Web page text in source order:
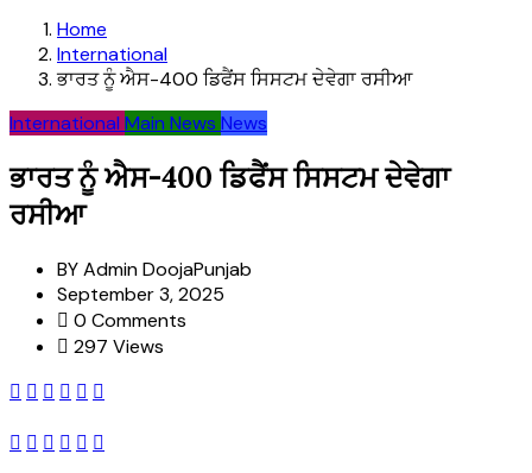
Home
International
ਭਾਰਤ ਨੂੰ ਐਸ-400 ਡਿਫੈਂਸ ਸਿਸਟਮ ਦੇਵੇਗਾ ਰਸੀਆ
International Main News News
ਭਾਰਤ ਨੂੰ ਐਸ-400 ਡਿਫੈਂਸ ਸਿਸਟਮ ਦੇਵੇਗਾ
ਰਸੀਆ
BYAdmin DoojaPunjab
September 3, 2025
0 Comments
297 Views